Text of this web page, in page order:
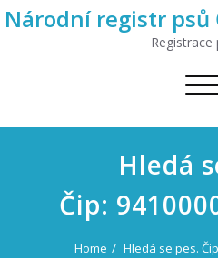
Národní registr psů
Registrace
Hledá
Čip:
Home Hledá se pes.